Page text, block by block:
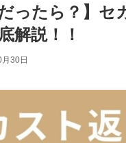
だったら？】
解説！！
30日